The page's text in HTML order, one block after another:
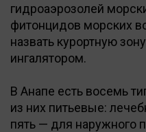
гидроаэрозолей
фитонцидов морских
назвать курортную
ингалятором.
В Анапе есть восемь
из них питьевые:
пять — для наружного